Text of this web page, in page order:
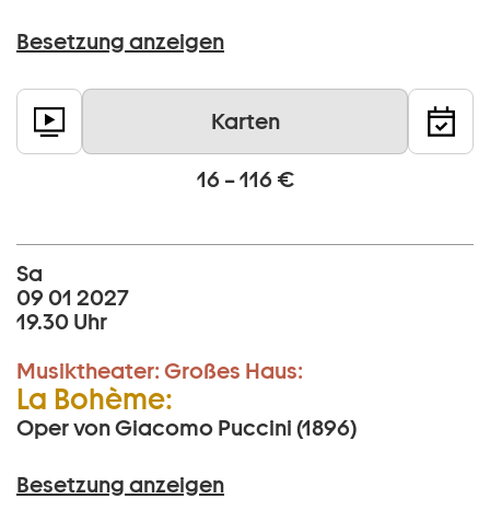
Besetzung anzeigen
Karten
16 – 116 €
Sa
09 01 2027
19.30 Uhr
Musiktheater: Großes Haus:
La Bohème:
Oper von Giacomo Puccini (1896)
Besetzung anzeigen